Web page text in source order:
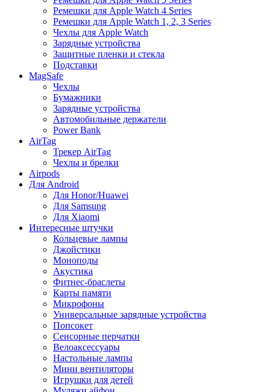
Ремешки для Apple Watch 4 Series
Ремешки для Apple Watch 1, 2, 3 Series
Чехлы для Apple Watch
Зарядные устройства
Защитные пленки и стекла
Подставки
MagSafe
Чехлы
Бумажники
Зарядные устройства
Автомобильные держатели
Power Bank
AirTag
Трекер AirTag
Чехлы и брелки
Airpods
Для Android
Для Honor/Huawei
Для Samsung
Для Xiaomi
Интересные штучки
Кольцевые лампы
Джойстики
Моноподы
Акустика
Фитнес-браслеты
Карты памяти
Микрофоны
Универсальные зарядные устройства
Попсокет
Сенсорные перчатки
Велоаксессуары
Настольные лампы
Мини вентиляторы
Игрушки для детей